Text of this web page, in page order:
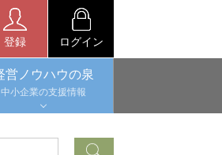
登録 ログイン
営ノウハウの泉
中小企業の支援情報